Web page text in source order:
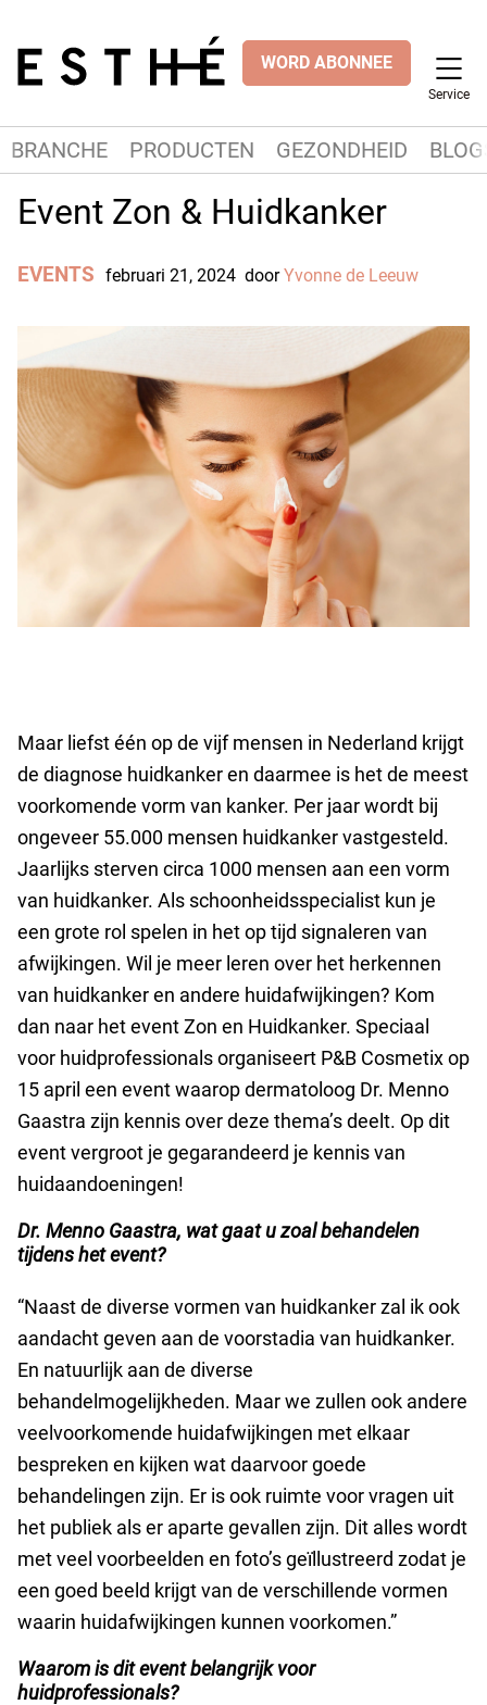
WORD ABONNEE
Service
BRANCHE PRODUCTEN GEZONDHEID
Event Zon & Huidkanker
EVENTS februari 21, 2024 doorYvonne de Leeuw
Maar liefst één op de vijf mensen in Nederland krijgt
de diagnose huidkanker en daarmee is het de meest
voorkomende vorm van kanker. Per jaar wordt bij
ongeveer 55.000 mensen huidkanker vastgesteld.
Jaarlijks sterven circa 1000 mensen aan een vorm
van huidkanker. Als schoonheidsspecialist kun je
een grote rol spelen in het op tijd signaleren van
afwijkingen. Wil je meer leren over het herkennen
van huidkanker en andere huidafwijkingen? Kom
dan naar het event Zon en Huidkanker. Speciaal
voor huidprofessionals organiseert P&B Cosmetix op
15 april een event waarop dermatoloog Dr. Menno
Gaastra zijn kennis over deze thema’s deelt. Op dit
event vergroot je gegarandeerd je kennis van
huidaandoeningen!
Dr. Menno Gaastra, wat gaat u zoal behandelen
tijdens het event?
“Naast de diverse vormen van huidkanker zal ik ook
aandacht geven aan de voorstadia van huidkanker.
En natuurlijk aan de diverse
behandelmogelijkheden. Maar we zullen ook andere
veelvoorkomende huidafwijkingen met elkaar
bespreken en kijken wat daarvoor goede
behandelingen zijn. Er is ook ruimte voor vragen uit
het publiek als er aparte gevallen zijn. Dit alles wordt
met veel voorbeelden en foto’s geïllustreerd zodat je
een goed beeld krijgt van de verschillende vormen
waarin huidafwijkingen kunnen voorkomen.”
Waarom is dit event belangrijk voor
huidprofessionals?